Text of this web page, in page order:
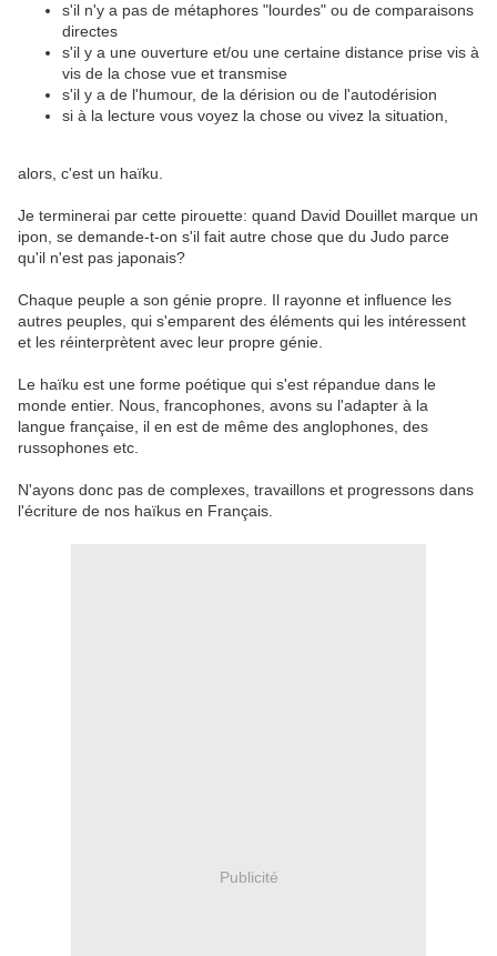
s'il n'y a pas de métaphores "lourdes" ou de comparaisons
directes
s'il y a une ouverture et/ou une certaine distance prise vis à
vis de la chose vue et transmise
s'il y a de l'humour, de la dérision ou de l'autodérision
si à la lecture vous voyez la chose ou vivez la situation,
alors, c'est un haïku.
Je terminerai par cette pirouette: quand David Douillet marque un
ipon, se demande-t-on s'il fait autre chose que du Judo parce
qu'il n'est pas japonais?
Chaque peuple a son génie propre. Il rayonne et influence les
autres peuples, qui s'emparent des éléments qui les intéressent
et les réinterprètent avec leur propre génie.
Le haïku est une forme poétique qui s'est répandue dans le
monde entier. Nous, francophones, avons su l'adapter à la
langue française, il en est de même des anglophones, des
russophones etc.
N'ayons donc pas de complexes, travaillons et progressons dans
l'écriture de nos haïkus en Français.
Publicité